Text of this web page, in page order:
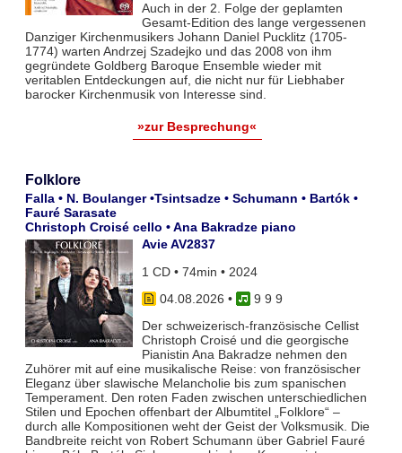
Auch in der 2. Folge der geplamten
Gesamt-Edition des lange vergessenen
Danziger Kirchenmusikers Johann Daniel Pucklitz (1705-
1774) warten Andrzej Szadejko und das 2008 von ihm
gegründete Goldberg Baroque Ensemble wieder mit
veritablen Entdeckungen auf, die nicht nur für Liebhaber
barocker Kirchenmusik von Interesse sind.
»zur Besprechung«
Folklore
Falla • N. Boulanger •Tsintsadze • Schumann • Bartók •
Fauré Sarasate
Christoph Croisé cello • Ana Bakradze piano
Avie AV2837
1 CD • 74min • 2024
04.08.2026 •
9 9 9
Der schweizerisch-französische Cellist
Christoph Croisé und die georgische
Pianistin Ana Bakradze nehmen den
Zuhörer mit auf eine musikalische Reise: von französischer
Eleganz über slawische Melancholie bis zum spanischen
Temperament. Den roten Faden zwischen unterschiedlichen
Stilen und Epochen offenbart der Albumtitel „Folklore“ –
durch alle Kompositionen weht der Geist der Volksmusik. Die
Bandbreite reicht von Robert Schumann über Gabriel Fauré